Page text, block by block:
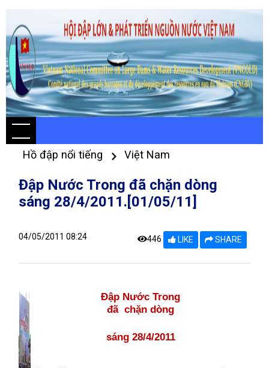
Hồ đập nổi tiếng Việt Nam
Đập Nước Trong đã chặn dòng
sáng 28/4/2011.[01/05/11]
04/05/2011 08:24 446 LIKE SHARE
Đập Nước Trong
đã chặn dòng
sáng 28/4/2011